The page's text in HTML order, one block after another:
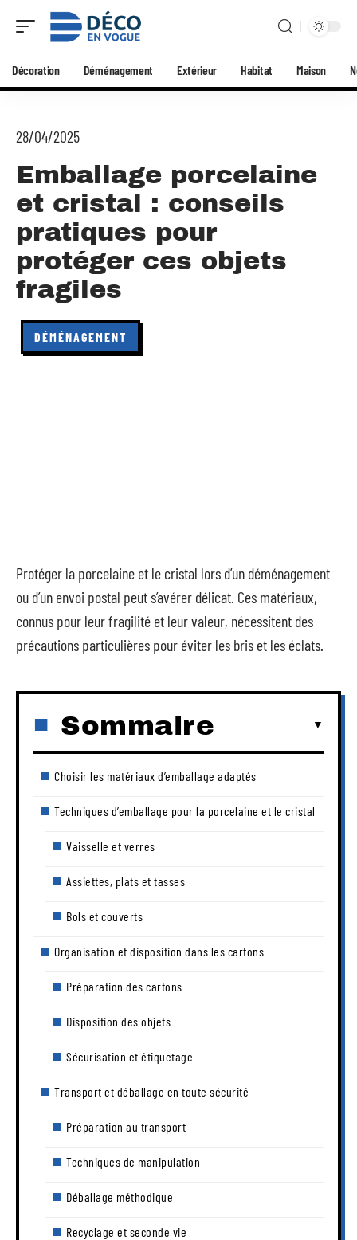
Décoration Déménagement Extérieur Habitat Maison
28/04/2025
Emballage porcelaine
et cristal : conseils
pratiques pour
protéger ces objets
fragiles
DÉMÉNAGEMENT
Protéger la porcelaine et le cristal lors d’un déménagement
ou d’un envoi postal peut s’avérer délicat. Ces matériaux,
connus pour leur fragilité et leur valeur, nécessitent des
précautions particulières pour éviter les bris et les éclats.
Sommaire
Choisir les matériaux d’emballage adaptés
Techniques d’emballage pour la porcelaine et le cristal
Vaisselle et verres
Assiettes, plats et tasses
Bols et couverts
Organisation et disposition dans les cartons
Préparation des cartons
Disposition des objets
Sécurisation et étiquetage
Transport et déballage en toute sécurité
Préparation au transport
Techniques de manipulation
Déballage méthodique
Recyclage et seconde vie